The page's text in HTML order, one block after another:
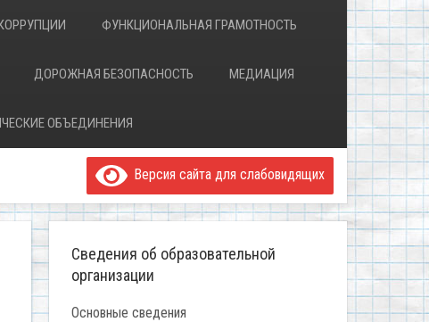
ФУНКЦИОНАЛЬНАЯ ГРАМОТНОСТЬ
ДОРОЖНАЯ БЕЗОПАСНОСТЬ МЕДИАЦИЯ
ОБЪЕДИНЕНИЯ
Версия сайта для слабовидящих
Сведения об образовательной
организации
Основные сведения